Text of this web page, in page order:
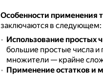
Особенности применения
заключаются в следующем:
Использование простых
большие простые числа и
множители — крайне
Применение остатков и